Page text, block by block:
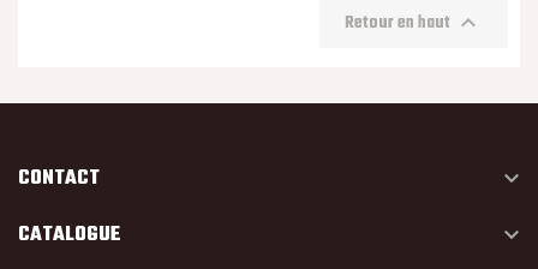
Retour en haut 
CONTACT 
CATALOGUE 